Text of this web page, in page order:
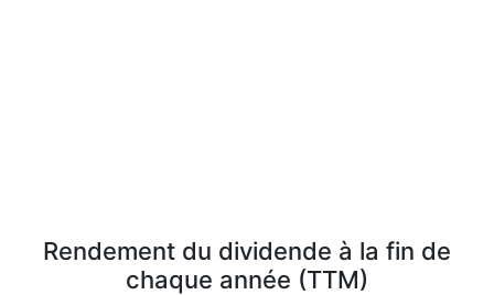
Rendement du dividende à la fin de
chaque année (TTM)